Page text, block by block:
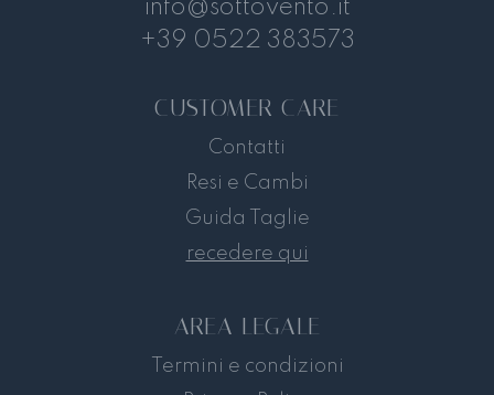
info@sottovento.it
+39 0522 383573
CUSTOMER CARE
Contatti
Resi e Cambi
Guida Taglie
recedere qui
AREA LEGALE
Termini e condizioni